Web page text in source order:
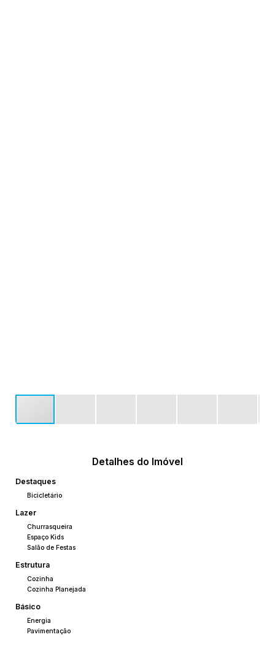
Detalhes do Imóvel
Destaques
Bicicletário
Lazer
Churrasqueira
Espaço Kids
Salão de Festas
Estrutura
Cozinha
Cozinha Planejada
Básico
Energia
Pavimentação